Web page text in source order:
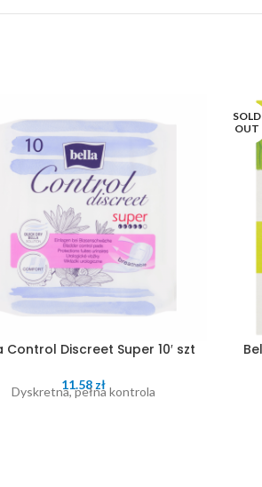
Control Discreet Super 10′ szt
11.58 zł
Dyskretna, pełna kontrola
SOLD
OUT